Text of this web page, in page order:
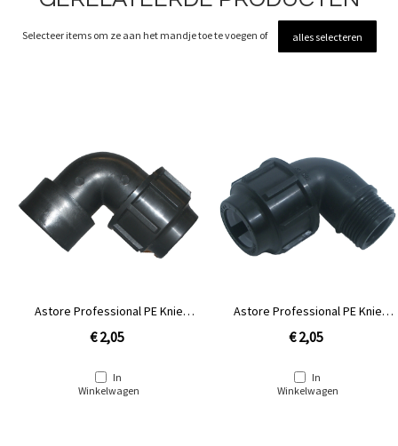
Selecteer items om ze aan het mandje toe te voegen of alles selecteren
Astore Professional PE Knie
€ 2,05
In
Winkelwagen
Astore Professional PE Knie
€ 2,05
In
Winkelwagen